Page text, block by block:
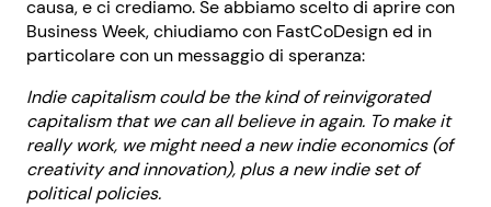
causa, e ci crediamo. Se abbiamo scelto di aprire con
Business Week, chiudiamo con FastCoDesign ed in
particolare con un messaggio di speranza:
Indie capitalism could be the kind of reinvigorated
capitalism that we can all believe in again. To make it
really work, we might need a new indie economics (of
creativity and innovation), plus a new indie set of
political policies.